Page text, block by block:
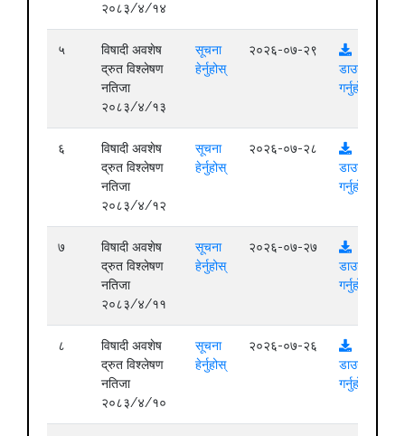
२०८३/४/१४
५
विषादी अवशेष
द्रुत विश्लेषण
नतिजा
२०८३/४/१३
सूचना
हेर्नुहोस्
२०२६-०७-२९
डाउनलोड
गर्नुहोस्
६
विषादी अवशेष
द्रुत विश्लेषण
नतिजा
२०८३/४/१२
सूचना
हेर्नुहोस्
२०२६-०७-२८
डाउनलोड
गर्नुहोस्
७
विषादी अवशेष
द्रुत विश्लेषण
नतिजा
२०८३/४/११
सूचना
हेर्नुहोस्
२०२६-०७-२७
डाउनलोड
गर्नुहोस्
८
विषादी अवशेष
द्रुत विश्लेषण
नतिजा
२०८३/४/१०
सूचना
हेर्नुहोस्
२०२६-०७-२६
डाउनलोड
गर्नुहोस्